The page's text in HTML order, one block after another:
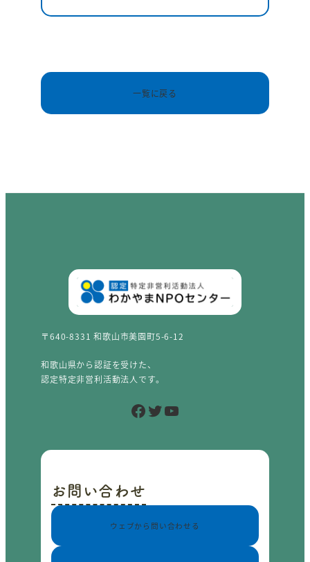
一覧に戻る
〒640-8331 和歌山市美園町5-6-12
和歌山県から認証を受けた、
認定特定非営利活動法人です。
Facebook Twitter YouTube
お問い合わせ
ウェブから問い合わせる